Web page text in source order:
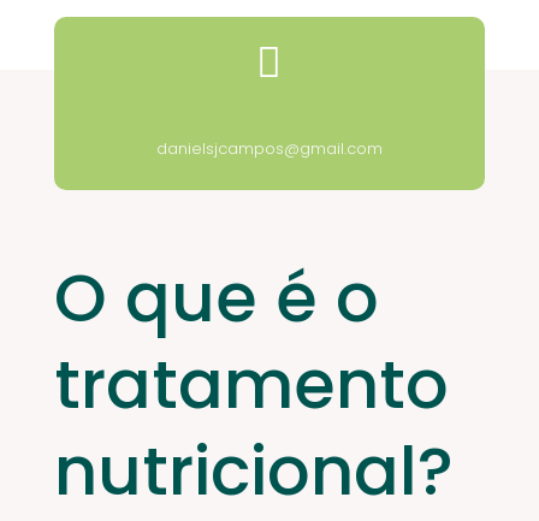

danielsjcampos@gmail.com
O que é o
tratamento
nutricional?